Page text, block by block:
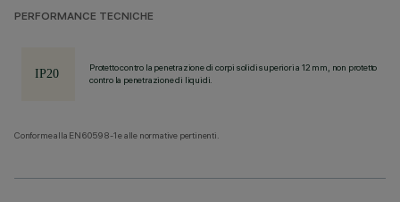
PERFORMANCE TECNICHE
Protetto contro la penetrazione di corpi solidi superiori a 12 mm, non protetto
contro la penetrazione di liquidi.
Conforme alla EN60598-1 e alle normative pertinenti.